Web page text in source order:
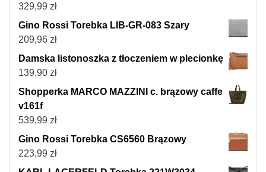
329,99 zł
Gino Rossi Torebka LIB-GR-083 Szary
209,96 zł
Damska listonoszka z tłoczeniem w plecionkę
139,90 zł
Shopperka MARCO MAZZINI c. brązowy caffe
v161f
539,99 zł
Gino Rossi Torebka CS6560 Brązowy
223,99 zł